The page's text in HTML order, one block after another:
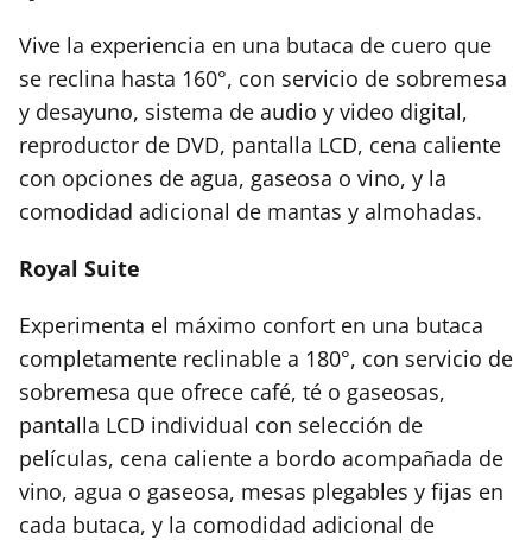
Vive la experiencia en una butaca de cuero que
se reclina hasta 160°, con servicio de sobremesa
y desayuno, sistema de audio y video digital,
reproductor de DVD, pantalla LCD, cena caliente
con opciones de agua, gaseosa o vino, y la
comodidad adicional de mantas y almohadas.
Royal Suite
Experimenta el máximo confort en una butaca
completamente reclinable a 180°, con servicio de
sobremesa que ofrece café, té o gaseosas,
pantalla LCD individual con selección de
películas, cena caliente a bordo acompañada de
vino, agua o gaseosa, mesas plegables y fijas en
cada butaca, y la comodidad adicional de